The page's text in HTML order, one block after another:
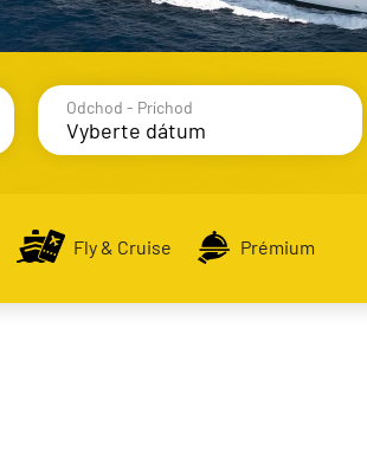
Odchod - Príchod
Fly & Cruise Prémium